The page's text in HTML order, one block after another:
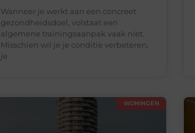
Wanneer je werkt aan een concreet
gezondheidsdoel, volstaat een
algemene trainingsaanpak vaak niet.
Misschien wil je je conditie verbeteren,
je
WONINGEN